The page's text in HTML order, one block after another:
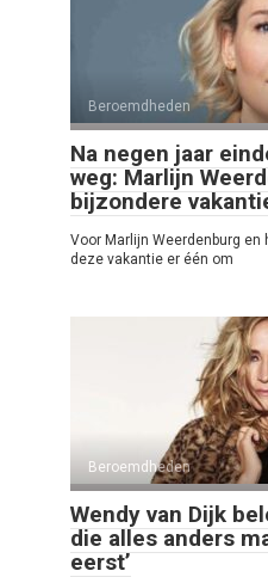
Beroemdheden
Na negen jaar
weg: Marlijn
bijzondere
Voor Marlijn Weerdenburg en
deze vakantie er één om
Beroemdheden
Wendy van Dijk
die alles anders
eerst’